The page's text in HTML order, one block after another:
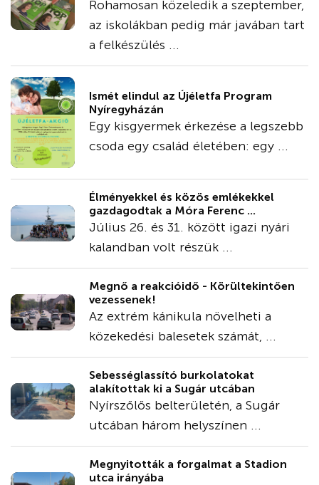
Rohamosan közeledik a szeptember,
az iskolákban pedig már javában tart
a felkészülés ...
Ismét elindul az Újéletfa Program
Nyíregyházán
Egy kisgyermek érkezése a legszebb
csoda egy család életében: egy ...
Élményekkel és közös emlékekkel
gazdagodtak a Móra Ferenc ...
Július 26. és 31. között igazi nyári
kalandban volt részük ...
Megnő a reakcióidő - Körültekintően
vezessenek!
Az extrém kánikula növelheti a
közekedési balesetek számát, ...
Sebességlassító burkolatokat
alakítottak ki a Sugár utcában
Nyírszőlős belterületén, a Sugár
utcában három helyszínen ...
Megnyitották a forgalmat a Stadion
utca irányába